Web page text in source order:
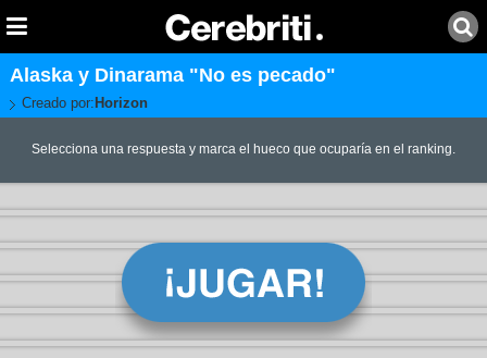
Alaska y Dinarama "No es pecado"
Creado por: Horizon
Selecciona una respuesta y marca el hueco que ocuparía en el ranking.